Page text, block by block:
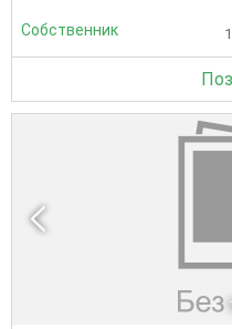
Собственник